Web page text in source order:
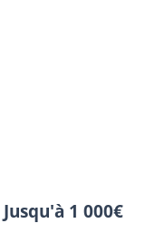
Jusqu'à 1 000€